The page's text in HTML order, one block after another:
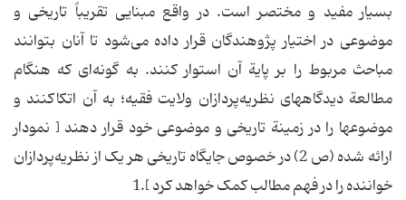
بسیار مفید و مختصر است. در واقع‌ مبنایی‌ تقریباً‌ تاریخی‌ و
موضوعی‌ در اختیار پژوهندگان‌ قرار داده‌ می‌شود تا آنان‌ بتوانند
مباحث‌ مربوط‌ را بر پایة‌ آن‌ استوار کنند. به‌ گونه‌ای‌ که‌ هنگام‌
مطالعة‌ دیدگاههای‌ نظریه‌پردازان‌ ولایت‌ فقیه؛ به‌ آن‌ اتکاکنند و
موضوعها را در زمینة‌ تاریخی‌ و موضوعی‌ خود قرار دهند [ نمودار
ارائه‌ شده‌ (ص‌ 2) در خصوص‌ جایگاه‌ تاریخی‌ هر یک‌ از نظریه‌پردازان‌
خواننده‌ را در فهم‌ مطالب‌ کمک‌ خواهد کرد ].1